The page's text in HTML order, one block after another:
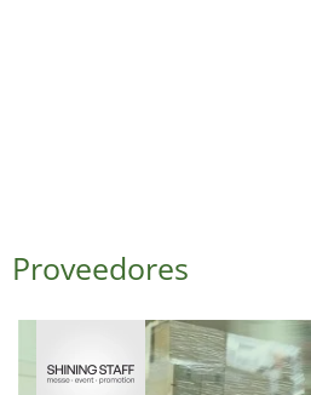
Proveedores